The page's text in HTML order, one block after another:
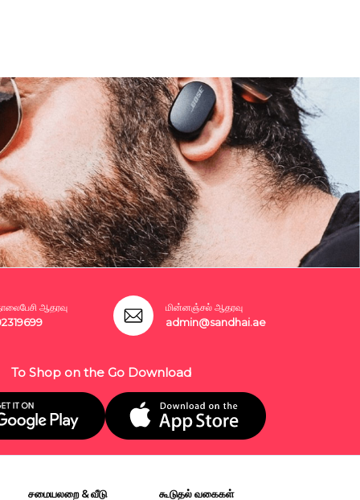
ஆதரவு மின்னஞ்சல் ஆதரவு
admin@sandhai.ae
To Shop on the Go Download
சமையலறை & வீடு
கூடுதல் வகைகள்